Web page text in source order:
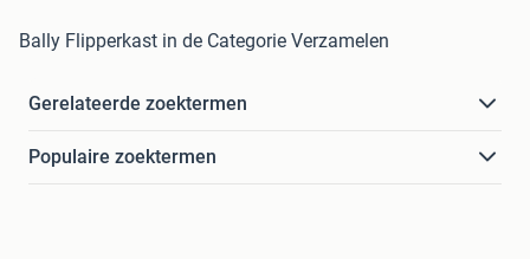
Bally Flipperkast in de Categorie Verzamelen
Gerelateerde zoektermen
Populaire zoektermen